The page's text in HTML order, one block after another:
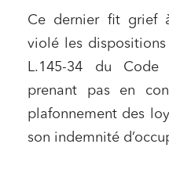
Ce dernier fit grief à
violé les
L.145-34 du
prenant pas en
plafonnement des
son indemnité